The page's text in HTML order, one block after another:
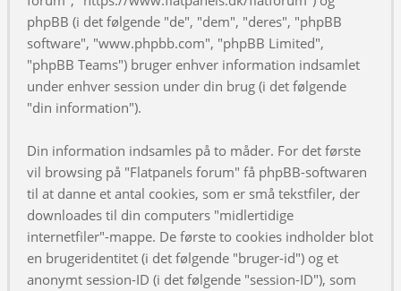
phpBB (i det følgende "de", "dem", "deres", "phpBB
software", "www.phpbb.com", "phpBB Limited",
"phpBB Teams") bruger enhver information indsamlet
under enhver session under din brug (i det følgende
"din information").
Din information indsamles på to måder. For det første
vil browsing på "Flatpanels forum" få phpBB-softwaren
til at danne et antal cookies, som er små tekstfiler, der
downloades til din computers "midlertidige
internetfiler"-mappe. De første to cookies indholder blot
en brugeridentitet (i det følgende "bruger-id") og et
anonymt session-ID (i det følgende "session-ID"), som